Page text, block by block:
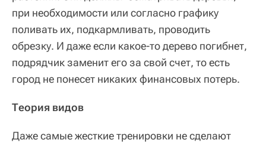
при необходимости или согласно графику
поливать их, подкармливать, проводить
обрезку. И даже если какое-то дерево погибнет,
подрядчик заменит его за свой счет, то есть
город не понесет никаких финансовых потерь.
Теория видов
Даже самые жесткие тренировки не сделают